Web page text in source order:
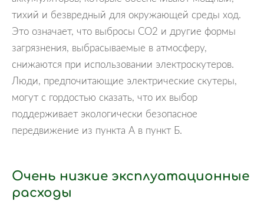
тихий и безвредный для окружающей среды ход.
Это означает, что выбросы CO2 и другие формы
загрязнения, выбрасываемые в атмосферу,
снижаются при использовании электроскутеров.
Люди, предпочитающие электрические скутеры,
могут с гордостью сказать, что их выбор
поддерживает экологически безопасное
передвижение из пункта А в пункт Б.
Очень низкие эксплуатационные
расходы